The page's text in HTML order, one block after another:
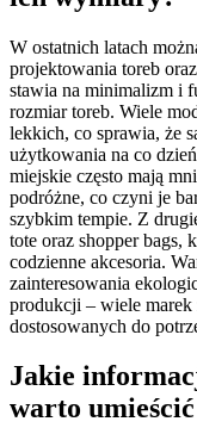
W ostatnich latach
projektowania toreb
stawia na minimalizm i
rozmiar toreb. Wiele
lekkich, co sprawia, że
użytkowania na co
miejskie często mają
podróżne, co czyni je
szybkim tempie. Z
tote oraz shopper bags,
codzienne akcesoria.
zainteresowania
produkcji – wiele
dostosowanych do
Jakie
warto